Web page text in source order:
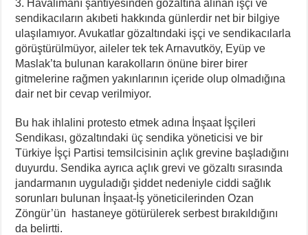
II. Enternasyonal’in Sosyalizm Anlayışının 2.0 Versiyonu
Stuttgart’ta Kadın Katliamı Girişimine Karşı Kadınlar
3. Havalimanı şantiyesinden gözaltına alınan işçi ve
sendikacıların akıbeti hakkında günlerdir net bir bilgiye
ulaşılamıyor. Avukatlar gözaltındaki işçi ve sendikacılarla
görüştürülmüyor, aileler tek tek Arnavutköy, Eyüp ve
Maslak’ta bulunan karakolların önüne birer birer
gitmelerine rağmen yakınlarının içeride olup olmadığına
dair net bir cevap verilmiyor.
Bu hak ihlalini protesto etmek adına İnşaat İşçileri
Sendikası, gözaltındaki üç sendika yöneticisi ve bir
Türkiye İşçi Partisi temsilcisinin açlık grevine başladığını
duyurdu. Sendika ayrıca açlık grevi ve gözaltı sırasında
jandarmanın uyguladığı şiddet nedeniyle ciddi sağlık
sorunları bulunan İnşaat-İş yöneticilerinden Ozan
Zöngür’ün hastaneye götürülerek serbest bırakıldığını
da belirtti.